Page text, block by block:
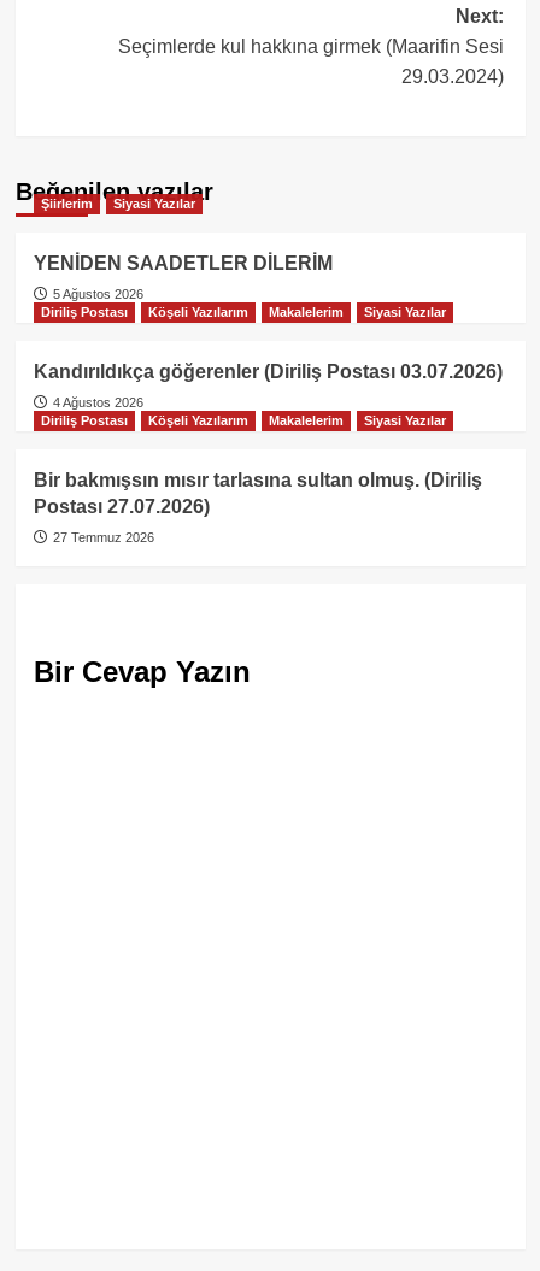
Next:
Seçimlerde kul hakkına girmek (Maarifin Sesi
29.03.2024)
Beğenilen yazılar
Şiirlerim Siyasi Yazılar
YENİDEN SAADETLER DİLERİM
5 Ağustos 2026
Diriliş Postası
Köşeli Yazılarım Makalelerim Siyasi Yazılar
Kandırıldıkça göğerenler (Diriliş Postası 03.07.2026)
4 Ağustos 2026
Diriliş Postası
Köşeli Yazılarım Makalelerim Siyasi Yazılar
Bir bakmışsın mısır tarlasına sultan olmuş. (Diriliş
Postası 27.07.2026)
27 Temmuz 2026
Bir Cevap Yazın